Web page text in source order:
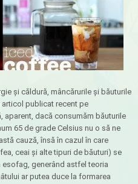
și căldură, mâncărurile și băuturile
publicat recent pe
aparent, dacă consumăm băuturile
65 de grade Celsius nu o să ne
cauză, însă în cazul în care
ceai și alte tipuri de băuturi) se
generând astfel teoria
ar putea duce la formarea